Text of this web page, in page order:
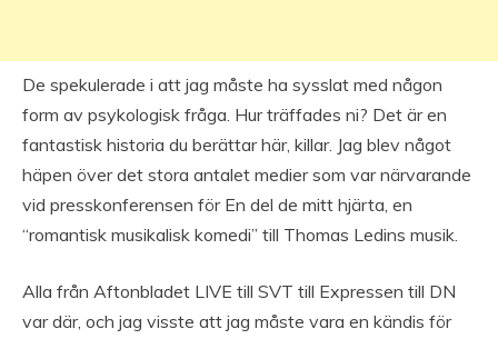
De spekulerade i att jag måste ha sysslat med någon
form av psykologisk fråga. Hur träffades ni? Det är en
fantastisk historia du berättar här, killar. Jag blev något
häpen över det stora antalet medier som var närvarande
vid presskonferensen för En del de mitt hjärta, en
“romantisk musikalisk komedi” till Thomas Ledins musik.
Alla från Aftonbladet LIVE till SVT till Expressen till DN
var där, och jag visste att jag måste vara en kändis för